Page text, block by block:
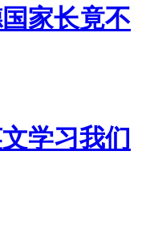
家长竟不
学习我们